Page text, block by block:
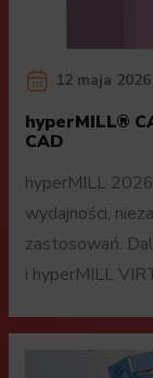
12 maja 2026
hyperMILL®
CAD
hyperMILL
wydajności,
zastosowań.
i hyperMILL